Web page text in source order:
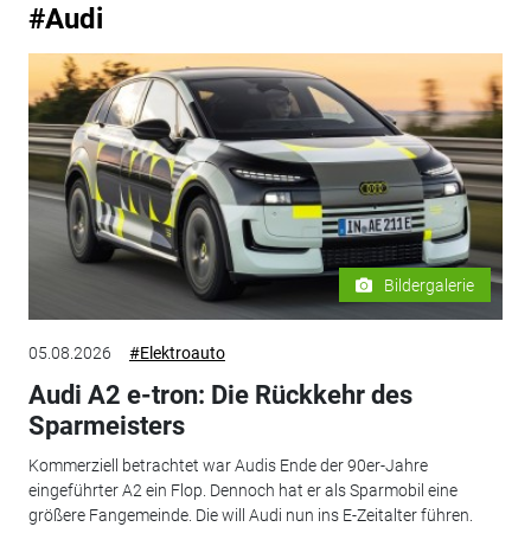
#Audi
Bildergalerie
05.08.2026 #Elektroauto
Audi A2 e-tron: Die Rückkehr des
Sparmeisters
Kommerziell betrachtet war Audis Ende der 90er-Jahre
eingeführter A2 ein Flop. Dennoch hat er als Sparmobil eine
größere Fangemeinde. Die will Audi nun ins E-Zeitalter führen.